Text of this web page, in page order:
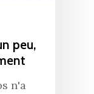
peu,
n'a